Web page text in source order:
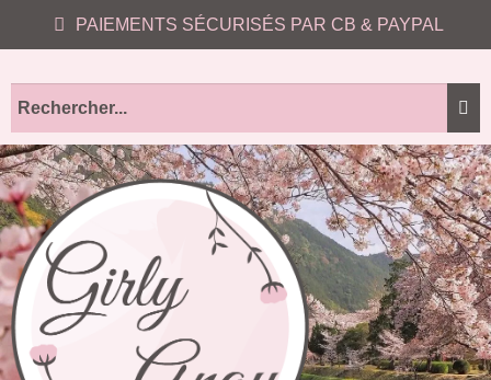
PAIEMENTS SÉCURISÉS PAR CB & PAYPAL